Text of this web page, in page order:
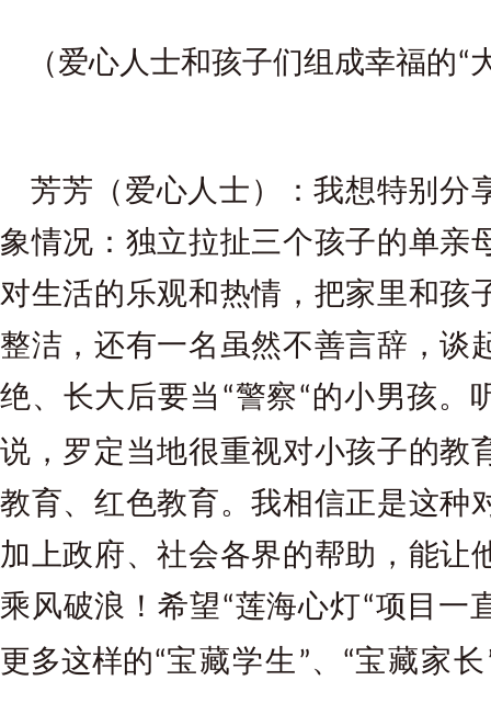
（爱心人士和孩子们组成幸福的“
芳芳（爱心人士）：我想特别分
象情况：独立拉扯三个孩子的单亲
对生活的乐观和热情，把家里和孩
整洁，还有一名虽然不善言辞，谈
绝、长大后要当 “警察“的小男孩。
说，罗定当地很重视对小孩子的教
教育、红色教育。我相信正是这种
加上政府、社会各界的帮助，能让
乘风破浪！希望“莲海心灯“项目一
更多这样的“宝藏学生 ”、 “宝藏家长